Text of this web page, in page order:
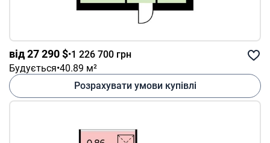
від 27 290 $•1 226 700 грн
Будується•40.89 м²
Розрахувати умови купівлі